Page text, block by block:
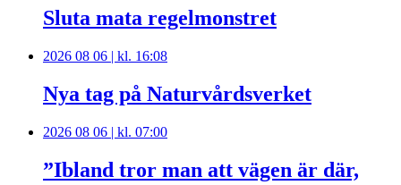
Sluta mata regelmonstret
2026 08 06 | kl. 16:08
Nya tag på Naturvårdsverket
2026 08 06 | kl. 07:00
”Ibland tror man att vägen är där,